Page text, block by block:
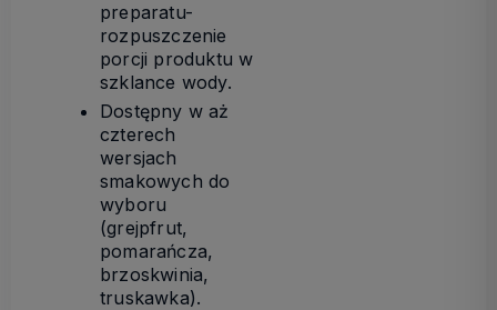
preparatu-
rozpuszczenie
porcji produktu w
szklance wody.
Dostępny w aż
czterech
wersjach
smakowych do
wyboru
(grejpfrut,
pomarańcza,
brzoskwinia,
truskawka).